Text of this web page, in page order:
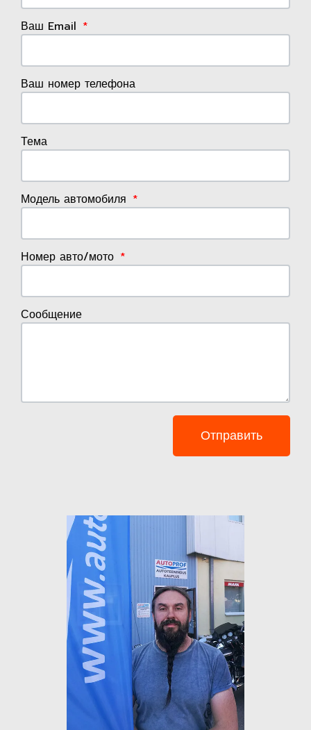
Ваш Email
Ваш номер телефона
Тема
Модель автомобиля
Номер авто/мото
Сообщение
Отправить